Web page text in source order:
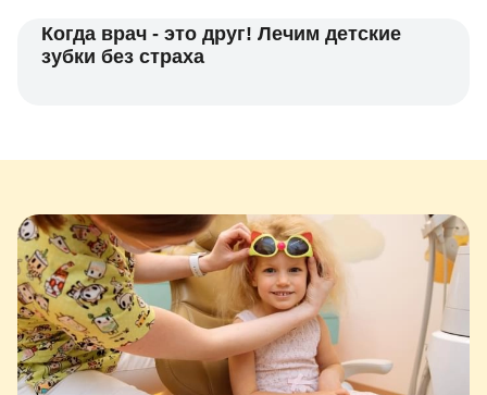
Когда врач - это друг! Лечим детские
зубки без страха